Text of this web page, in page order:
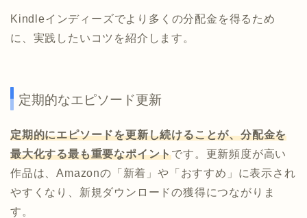
Kindleインディーズでより多くの分配金を得るため
に、実践したいコツを紹介します。
定期的なエピソード更新
定期的にエピソードを更新し続けることが、分配金を
最大化する最も重要なポイントです。更新頻度が高い
作品は、Amazonの「新着」や「おすすめ」に表示され
やすくなり、新規ダウンロードの獲得につながりま
す。